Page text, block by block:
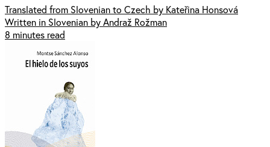
Translated from Slovenian to Czech by Kateřina Honsová
Written in Slovenian by Andraž Rožman
8 minutes read